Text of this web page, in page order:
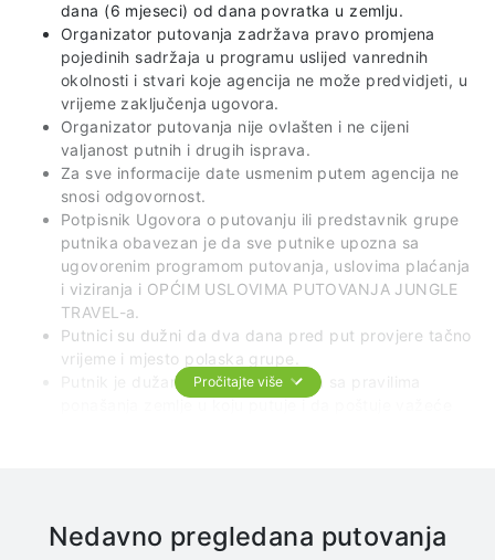
dana (6 mjeseci) od dana povratka u zemlju.
Organizator putovanja zadržava pravo promjena
pojedinih sadržaja u programu uslijed vanrednih
okolnosti i stvari koje agencija ne može predvidjeti, u
vrijeme zaključenja ugovora.
Organizator putovanja nije ovlašten i ne cijeni
valjanost putnih i drugih isprava.
Za sve informacije date usmenim putem agencija ne
snosi odgovornost.
Potpisnik Ugovora o putovanju ili predstavnik grupe
putnika obavezan je da sve putnike upozna sa
ugovorenim programom putovanja, uslovima plaćanja
i viziranja i OPĆIM USLOVIMA PUTOVANJA JUNGLE
TRAVEL-a.
Putnici su dužni da dva dana pred put provjere tačno
vrijeme i mjesto polaska grupe.
Putnik je dužan da se sam upozna sa pravilima
mjestima, i ne smiju ih napuštati na mjestima koja nisu
Pročitajte više
Nedavno pregledana putovanja